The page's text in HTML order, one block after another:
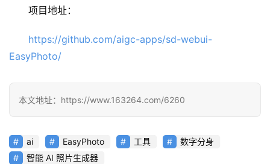
源
项
目
项目地址：
https://github.com/aigc-apps/sd-webui-
EasyPhoto/
本文地址：https://www.163264.com/6260
ai EasyPhoto 工具
数字分身
智能 AI 照片生成器